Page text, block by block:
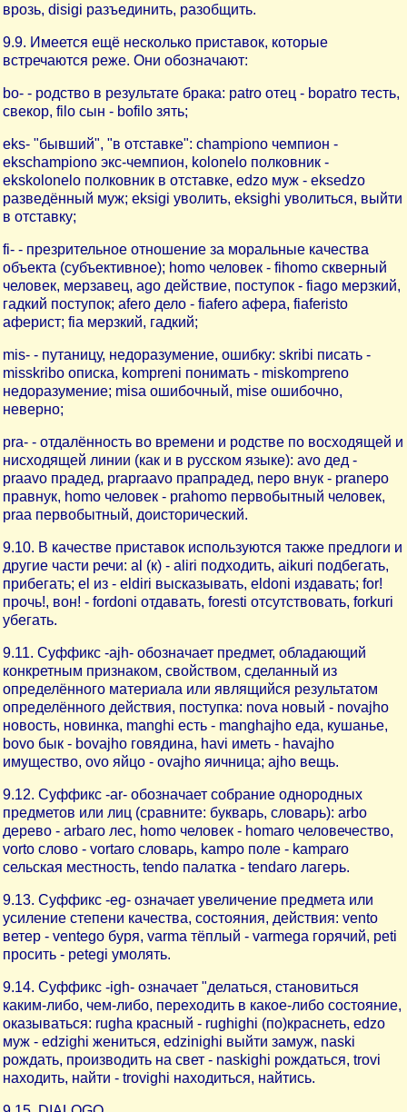
врозь, disigi разъединить, разобщить.
9.9. Имеется ещё несколько приставок, которые
встречаются реже. Они обозначают:
bo- - родство в результате брака: patro отец - bopatro тесть,
свекор, filo сын - bofilo зять;
eks- "бывший", "в отставке": championo чемпион -
ekschampiono экс-чемпион, kolonelo полковник -
ekskolonelo полковник в отставке, edzo муж - eksedzo
разведённый муж; eksigi уволить, eksighi уволиться, выйти
в отставку;
fi- - презрительное отношение за моральные качества
объекта (субъективное); homo человек - fihomo скверный
человек, мерзавец, ago действие, поступок - fiago мерзкий,
гадкий поступок; afero дело - fiafero афера, fiaferisto
аферист; fia мерзкий, гадкий;
mis- - путаницу, недоразумение, ошибку: skribi писать -
misskribo описка, kompreni понимать - miskompreno
недоразумение; misa ошибочный, mise ошибочно,
неверно;
pra- - отдалённость во времени и родстве по восходящей и
нисходящей линии (как и в русском языке): avo дед -
praavo прадед, prapraavo прапрадед, nepo внук - pranepo
правнук, homo человек - prahomo первобытный человек,
praa первобытный, доисторический.
9.10. В качестве приставок используются также предлоги и
другие части речи: al (к) - aliri подходить, aikuri подбегать,
прибегать; el из - eldiri высказывать, eldoni издавать; for!
прочь!, вон! - fordoni отдавать, foresti отсутствовать, forkuri
убегать.
9.11. Суффикс -ajh- обозначает предмет, обладающий
конкретным признаком, свойством, сделанный из
определённого материала или являщийся результатом
определённого действия, поступка: nova новый - novajho
новость, новинка, manghi есть - manghajho еда, кушанье,
bovo бык - bovajho говядина, havi иметь - havajho
имущество, ovo яйцо - ovajho яичница; ajho вещь.
9.12. Суффикс -ar- обозначает собрание однородных
предметов или лиц (сравните: букварь, словарь): arbo
дерево - arbaro лес, homo человек - homaro человечество,
vorto слово - vortaro словарь, kampo поле - kamparo
сельская местность, tendo палатка - tendaro лагерь.
9.13. Суффикс -eg- означает увеличение предмета или
усиление степени качества, состояния, действия: vento
ветер - ventego буря, varma тёплый - varmega горячий, peti
просить - petegi умолять.
9.14. Суффикс -igh- означает "делаться, становиться
каким-либо, чем-либо, переходить в какое-либо состояние,
оказываться: rugha красный - rughighi (по)краснеть, edzo
муж - edzighi жениться, edzinighi выйти замуж, naski
рождать, производить на свет - naskighi рождаться, trovi
находить, найти - trovighi находиться, найтись.